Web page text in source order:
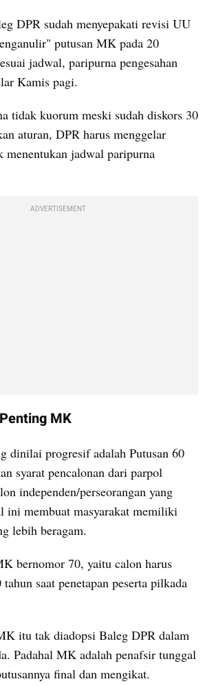
DPR sudah menyepakati revisi UU
putusan MK pada 20
jadwal, paripurna pengesahan
Kamis pagi.
tidak kuorum meski sudah diskors 30
aturan, DPR harus menggelar
menentukan jadwal paripurna
ADVERTISEMENT
MK
dinilai progresif adalah Putusan 60
syarat pencalonan dari parpol
independen/perseorangan yang
ini membuat masyarakat memiliki
lebih beragam.
bernomor 70, yaitu calon harus
saat penetapan peserta pilkada
itu tak diadopsi Baleg DPR dalam
Padahal MK adalah penafsir tunggal
final dan mengikat.